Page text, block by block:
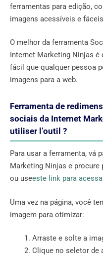
ferramentas para edição,
imagens acessíveis e
O melhor da ferramenta
Internet Marketing Ninjas
fácil que qualquer pessoa
imagens para a web.
Ferramenta de
sociais da Internet
utiliser l’outil ?
Para usar a ferramenta, vá
Marketing Ninjas e procure
ou useeste link para
Uma vez na página, você
imagem para otimizar:
Arraste e solte a
Clique no seletor de